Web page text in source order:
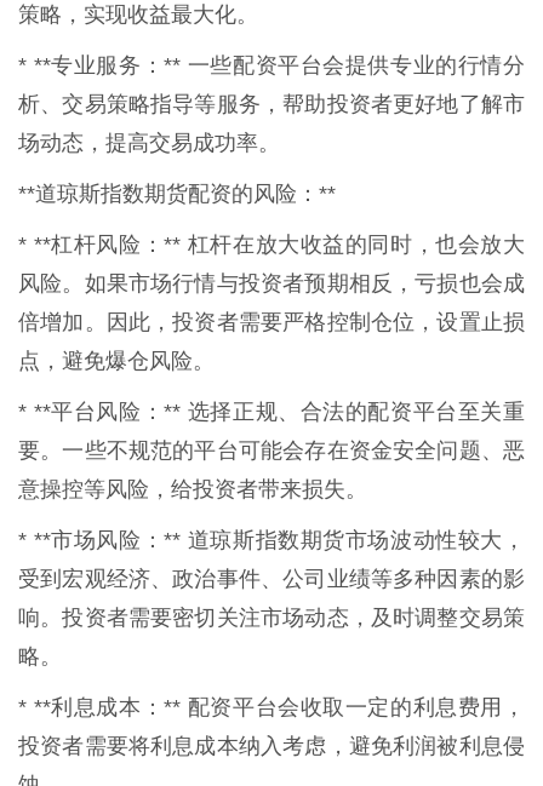
策略，实现收益最大化。
* **专业服务：** 一些配资平台会提供专业的行情分
析、交易策略指导等服务，帮助投资者更好地了解市
场动态，提高交易成功率。
**道琼斯指数期货配资的风险：**
* **杠杆风险：** 杠杆在放大收益的同时，也会放大
风险。如果市场行情与投资者预期相反，亏损也会成
倍增加。因此，投资者需要严格控制仓位，设置止损
点，避免爆仓风险。
* **平台风险：** 选择正规、合法的配资平台至关重
要。一些不规范的平台可能会存在资金安全问题、恶
意操控等风险，给投资者带来损失。
* **市场风险：** 道琼斯指数期货市场波动性较大，
受到宏观经济、政治事件、公司业绩等多种因素的影
响。投资者需要密切关注市场动态，及时调整交易策
略。
* **利息成本：** 配资平台会收取一定的利息费用，
投资者需要将利息成本纳入考虑，避免利润被利息侵